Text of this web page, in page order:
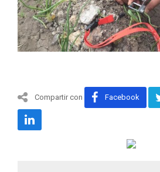
Compartir con Facebook